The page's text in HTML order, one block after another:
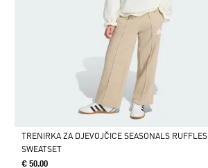
Da
TRENIRKA ZA DJEVOJČICE SEASONALS RUFFLES
SWEATSET
€ 50.00